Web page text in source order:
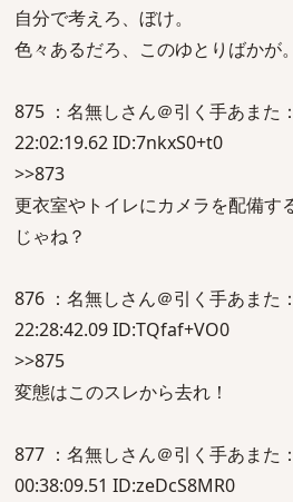
自分で考えろ、ぼけ。
色々あるだろ、このゆとりばかが。
875 ：名無しさん＠引く手あまた
22:02:19.62 ID:7nkxS0+t0
>>873
更衣室やトイレにカメラを配備す
じゃね？
876 ：名無しさん＠引く手あまた
22:28:42.09 ID:TQfaf+VO0
>>875
変態はこのスレから去れ！
877 ：名無しさん＠引く手あまた
00:38:09.51 ID:zeDcS8MR0